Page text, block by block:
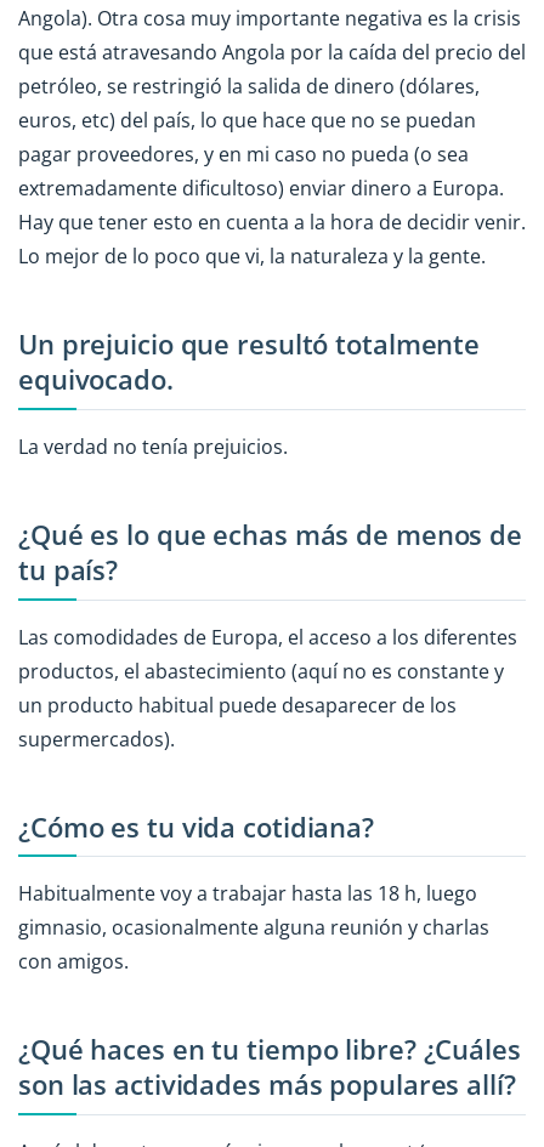
Angola). Otra cosa muy importante negativa es la crisis
que está atravesando Angola por la caída del precio del
petróleo, se restringió la salida de dinero (dólares,
euros, etc) del país, lo que hace que no se puedan
pagar proveedores, y en mi caso no pueda (o sea
extremadamente dificultoso) enviar dinero a Europa.
Hay que tener esto en cuenta a la hora de decidir venir.
Lo mejor de lo poco que vi, la naturaleza y la gente.
Un prejuicio que resultó totalmente
equivocado.
La verdad no tenía prejuicios.
¿Qué es lo que echas más de menos de
tu país?
Las comodidades de Europa, el acceso a los diferentes
productos, el abastecimiento (aquí no es constante y
un producto habitual puede desaparecer de los
supermercados).
¿Cómo es tu vida cotidiana?
Habitualmente voy a trabajar hasta las 18 h, luego
gimnasio, ocasionalmente alguna reunión y charlas
con amigos.
¿Qué haces en tu tiempo libre? ¿Cuáles
son las actividades más populares allí?